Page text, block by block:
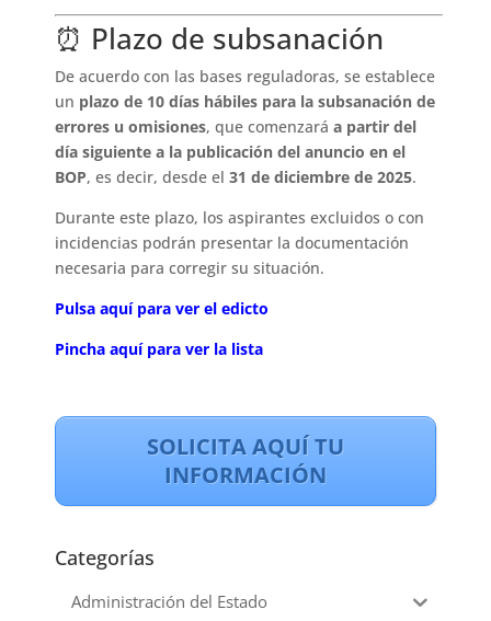
⏰ Plazo de subsanación
De acuerdo con las bases reguladoras, se establece
un plazo de 10 días hábiles para la subsanación de
errores u omisiones, que comenzaráa partir del
día siguiente a la publicación del anuncio en el
BOP, es decir, desde el31 de diciembre de 2025.
Durante este plazo, los aspirantes excluidos o con
incidencias podrán presentar la documentación
necesaria para corregir su situación.
Pulsa aquí para ver el edicto
Pincha aquí para ver la lista
SOLICITA AQUÍ TU
INFORMACIÓN
Categorías
Administración del Estado